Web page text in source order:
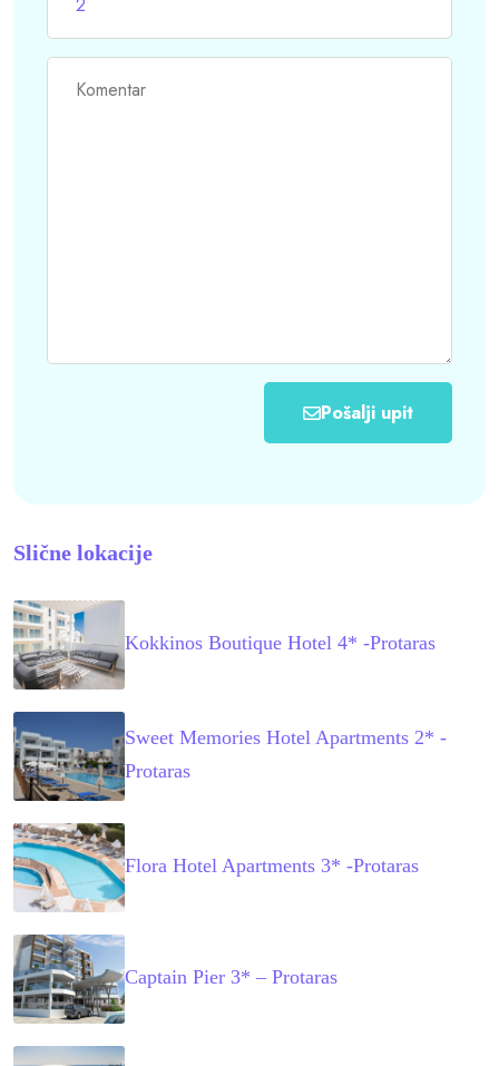
Pošalji upit
Slične lokacije
Kokkinos Boutique Hotel 4* -Protaras
Sweet Memories Hotel Apartments 2* -
Protaras
Flora Hotel Apartments 3* -Protaras
Captain Pier 3* – Protaras